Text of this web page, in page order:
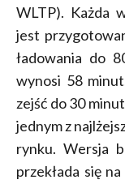
WLTP). Każda
jest
ładowania do
wynosi 58
zejść do 30
jednym z
rynku. Wersja
przekłada się